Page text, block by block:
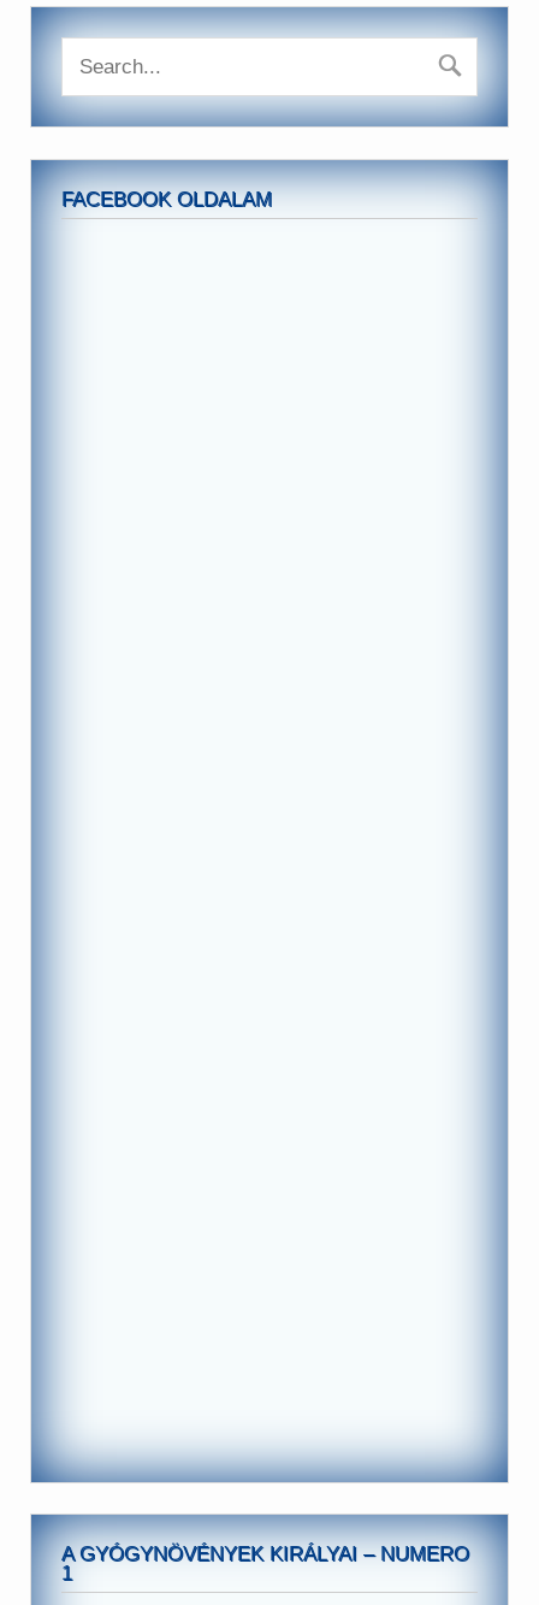
FACEBOOK OLDALAM
A GYÓGYNÖVÉNYEK KIRÁLYAI – NUMERO
1